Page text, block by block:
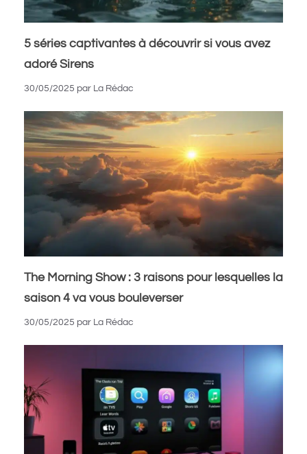
5 séries captivantes à découvrir si vous avez
adoré Sirens
30/05/2025 par La Rédac
The Morning Show : 3 raisons pour lesquelles la
saison 4 va vous bouleverser
30/05/2025 par La Rédac